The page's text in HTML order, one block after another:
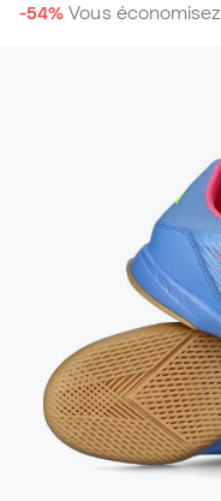
-54% Vous économisez